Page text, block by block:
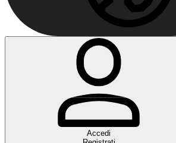
Accedi